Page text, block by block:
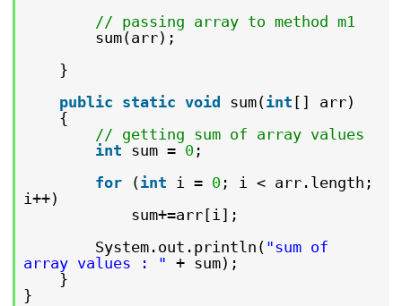
// passing array to method m1
sum(arr);
}
public static void sum(int [] arr)
{
// getting sum of array values
int sum = 0;
for
(int i = 0; i < arr.length;
i++)
sum+=arr[i];
System.out.println( "sum of
array values : " + sum);
}
}